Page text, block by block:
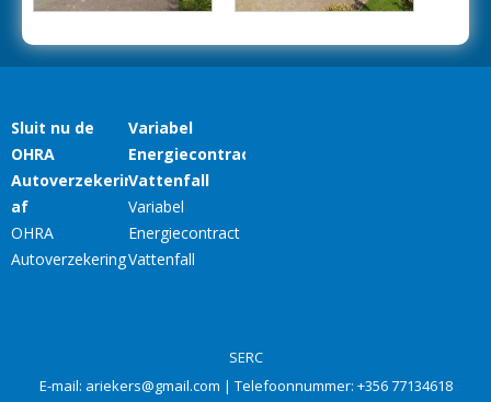
SERC
E-mail: ariekers@gmail.com | Telefoonnummer: +356 77134618